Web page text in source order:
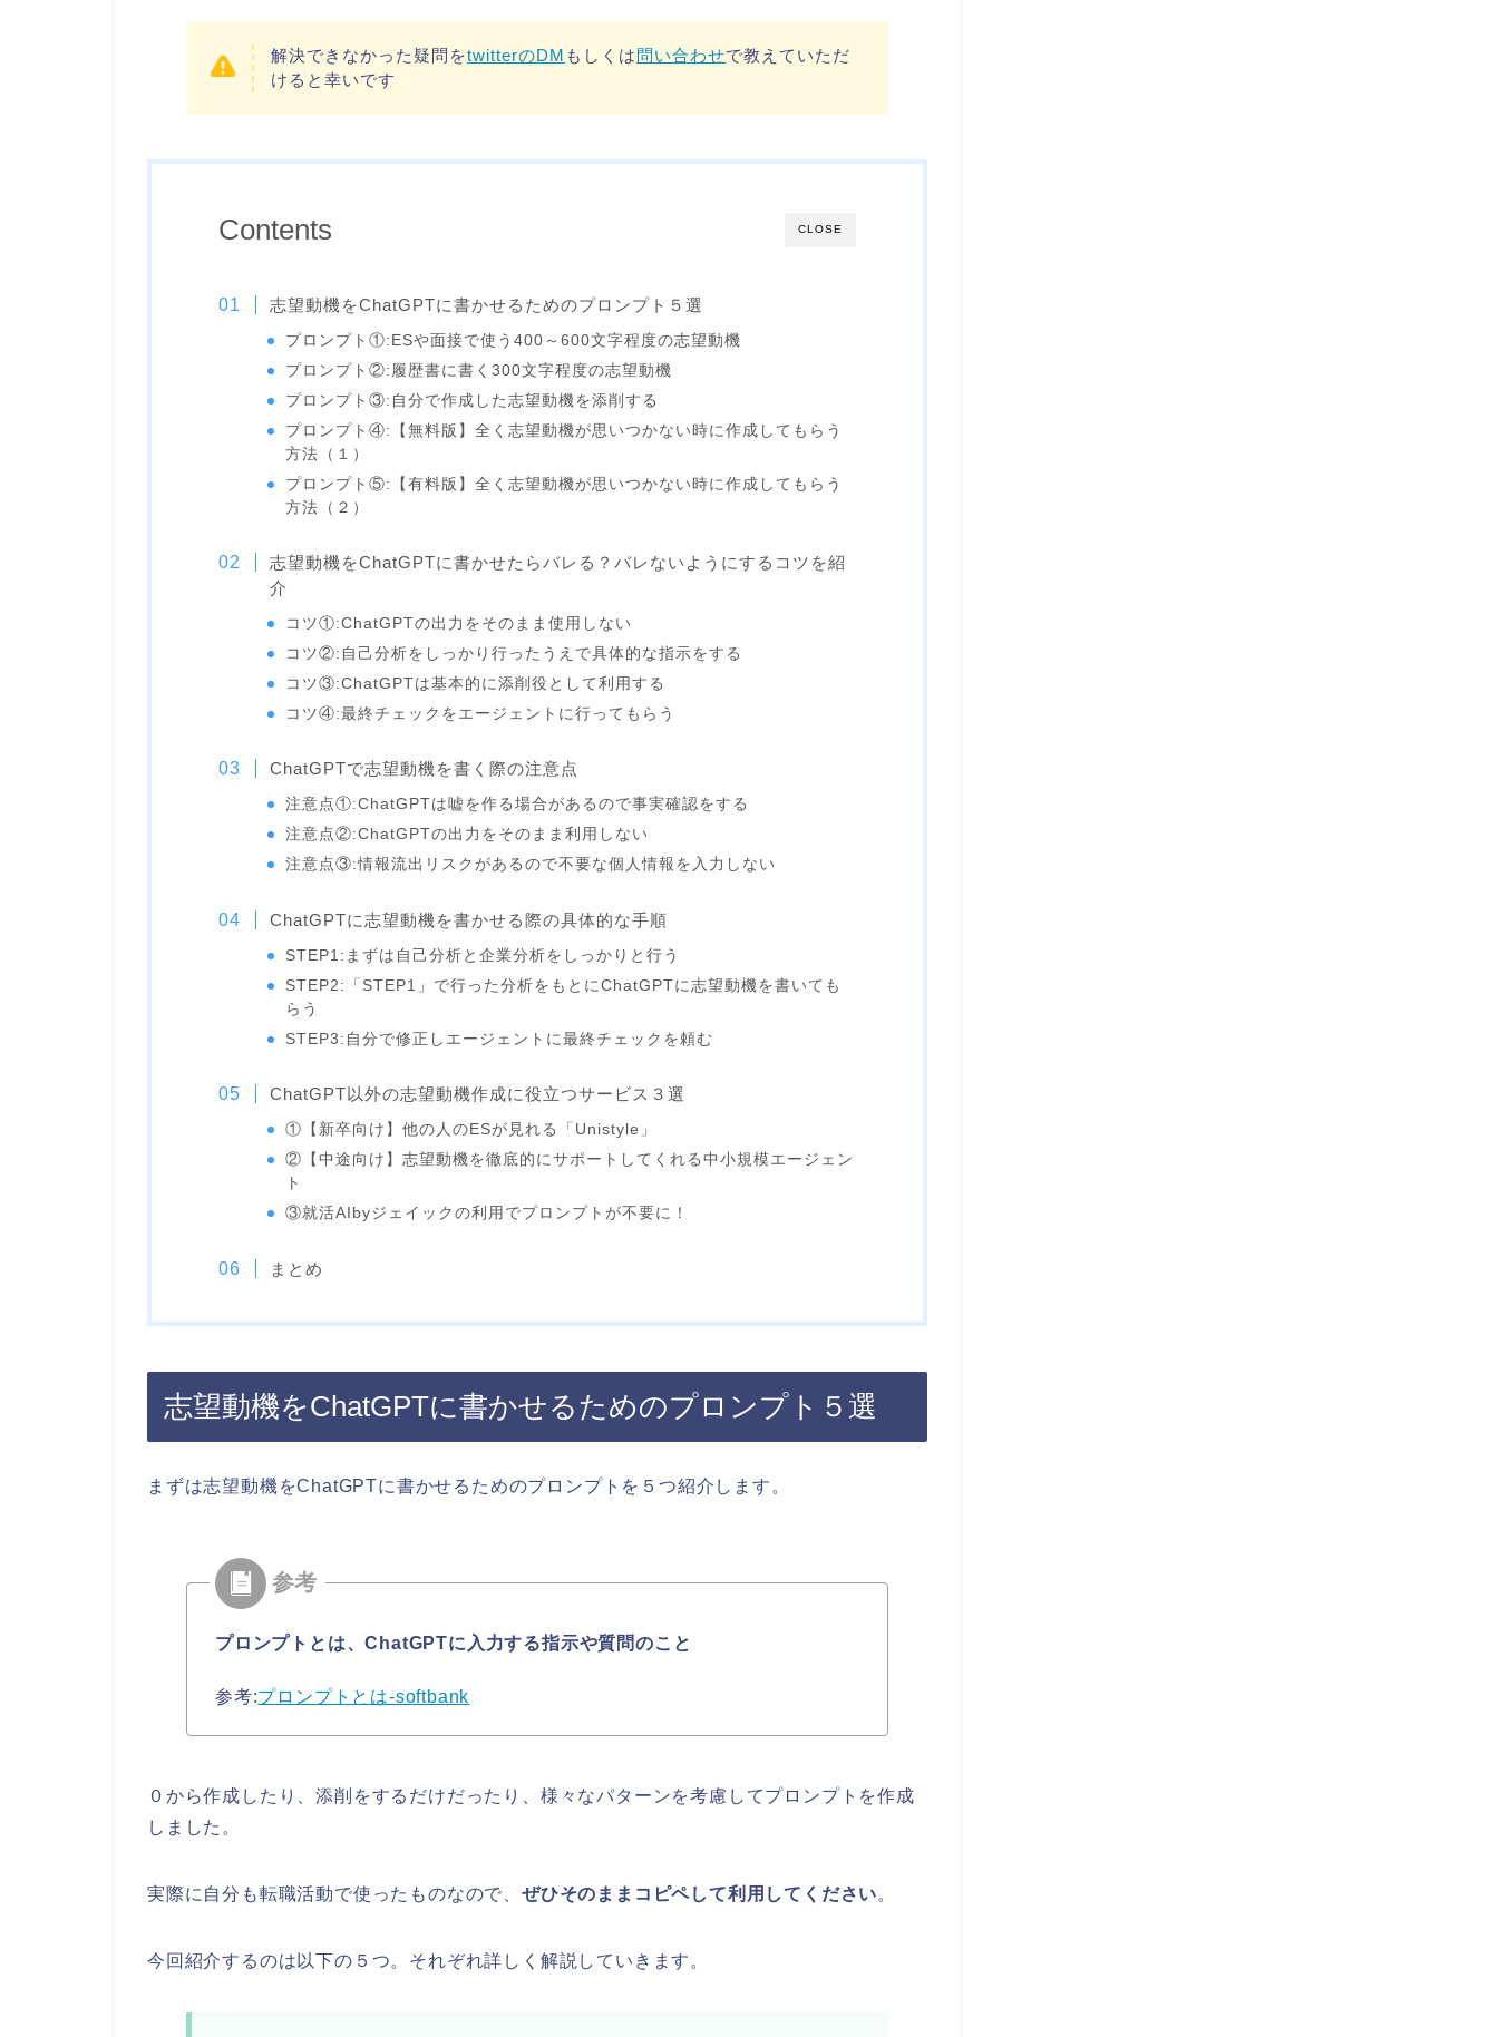
解決できなかった疑問をtwitterのDM もしくは問い合わせで教えていただ
けると幸いです
CLOSE
Contents
志望動機をChatGPTに書かせるためのプロンプト５選
プロンプト①:ESや面接で使う400～600文字程度の志望動機
プロンプト②:履歴書に書く300文字程度の志望動機
プロンプト③:自分で作成した志望動機を添削する
プロンプト④:【無料版】全く志望動機が思いつかない時に作成してもらう
方法（１）
プロンプト⑤:【有料版】全く志望動機が思いつかない時に作成してもらう
方法（２）
志望動機をChatGPTに書かせたらバレる？バレないようにするコツを紹
介
コツ①:ChatGPTの出力をそのまま使用しない
コツ②:自己分析をしっかり行ったうえで具体的な指示をする
コツ③:ChatGPTは基本的に添削役として利用する
コツ④:最終チェックをエージェントに行ってもらう
ChatGPTで志望動機を書く際の注意点
注意点①:ChatGPTは嘘を作る場合があるので事実確認をする
注意点②:ChatGPTの出力をそのまま利用しない
注意点③:情報流出リスクがあるので不要な個人情報を入力しない
ChatGPTに志望動機を書かせる際の具体的な手順
STEP1:まずは自己分析と企業分析をしっかりと行う
STEP2:「STEP1」で行った分析をもとにChatGPTに志望動機を書いても
らう
STEP3:自分で修正しエージェントに最終チェックを頼む
ChatGPT以外の志望動機作成に役立つサービス３選
①【新卒向け】他の人のESが見れる「Unistyle」
②【中途向け】志望動機を徹底的にサポートしてくれる中小規模エージェン
ト
③就活AIbyジェイックの利用でプロンプトが不要に！
まとめ
志望動機をChatGPTに書かせるためのプロンプト５選
まずは志望動機をChatGPTに書かせるためのプロンプトを５つ紹介します。
プロンプトとは、ChatGPTに入力する指示や質問のこと
参考:プロンプトとは-softbank
０から作成したり、添削をするだけだったり、様々なパターンを考慮してプロンプトを作成
しました。
実際に自分も転職活動で使ったものなので、 ぜひそのままコピペして利用してください。
今回紹介するのは以下の５つ。それぞれ詳しく解説していきます。